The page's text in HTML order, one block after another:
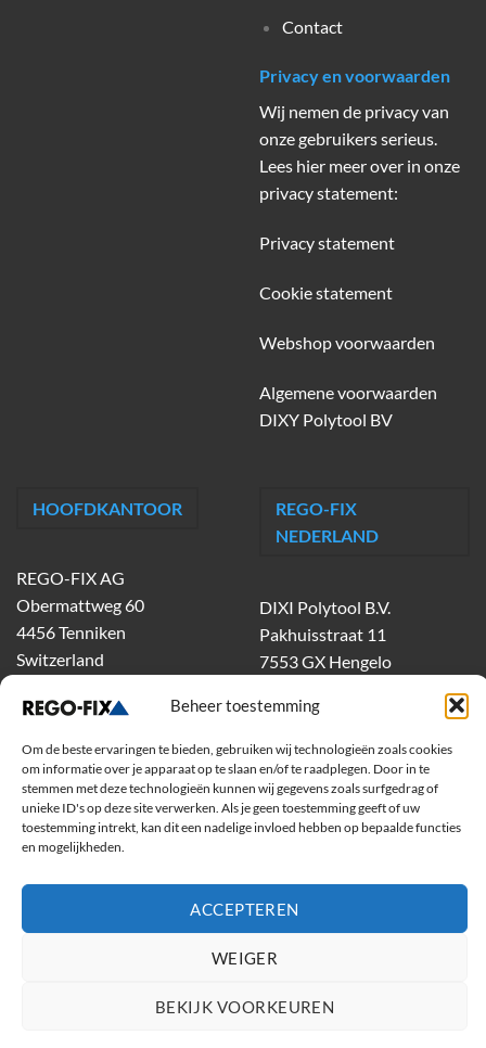
Beheer toestemming
Om de beste ervaringen te bieden, gebruiken wij technologieën zoals cookies
om informatie over je apparaat op te slaan en/of te raadplegen. Door in te
stemmen met deze technologieën kunnen wij gegevens zoals surfgedrag of
unieke ID's op deze site verwerken. Als je geen toestemming geeft of uw
toestemming intrekt, kan dit een nadelige invloed hebben op bepaalde functies
en mogelijkheden.
ACCEPTEREN
WEIGER
BEKIJK VOORKEUREN
Contact
Privacy en voorwaarden
Wij nemen de privacy van
onze gebruikers serieus.
Lees hier meer over in onze
privacy statement:
Privacy statement
Cookie statement
Webshop voorwaarden
Algemene voorwaarden
DIXY Polytool BV
HOOFDKANTOOR
REGO-FIX AG
Obermattweg 60
4456 Tenniken
Switzerland
REGO-FIX
NEDERLAND
DIXI Polytool B.V.
Pakhuisstraat 11
7553 GX Hengelo
dixiholland@dixi.com
www.dixipolytool.com
Volg ons op Youtube